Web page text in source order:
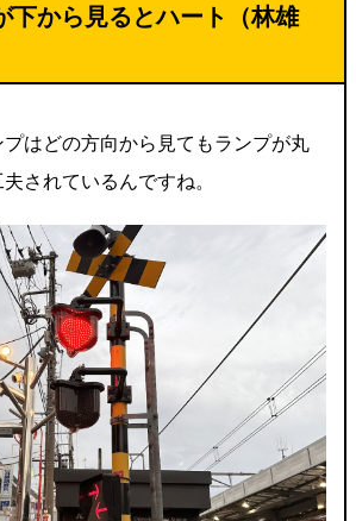
下から見るとハート（林雄
はどの方向から見てもランプが丸
されているんですね。